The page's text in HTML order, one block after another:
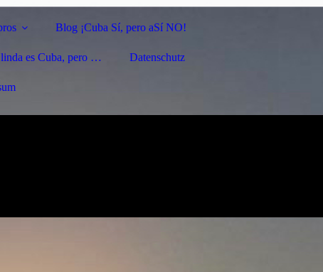
Blog ¡Cuba Sí, pero aSí NO!
es Cuba, pero … Datenschutz